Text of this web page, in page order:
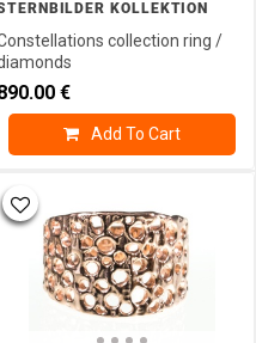
KOLLEKTION
collection ring /
€
Add To Cart